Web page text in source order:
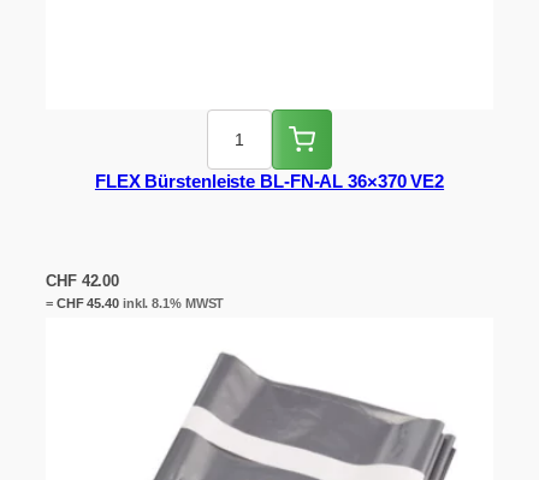
FLEX Bürstenleiste BL-FN-AL 36×370 VE2
CHF42.00
= CHF45.40inkl. 8.1% MWST